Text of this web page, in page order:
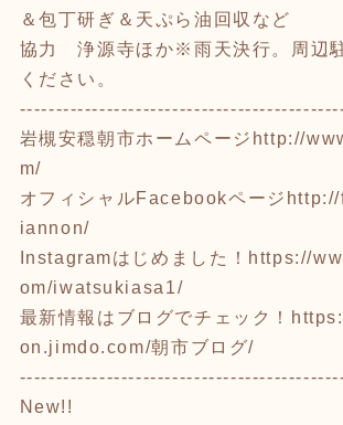
＆包丁研ぎ＆天ぷら油回収など
協力 浄源寺ほか※雨天決行。周辺
ください。
岩槻安穏朝市ホームページ http://
m/
オフィシャルFacebookページ
iannon/
Instagramはじめました！ https://
om/iwatsukiasa1/
最新情報はブログでチェック！
on.jimdo.com/朝市ブログ/
New!!